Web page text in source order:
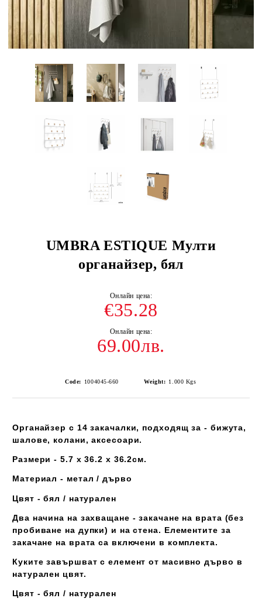
UMBRA ESTIQUE Мулти
органайзер, бял
€35.28
69.00лв.
Code: 1004045-660 Weight: 1.000 Kgs
Органайзер с 14 закачалки, подходящ за - бижута,
шалове, колани, аксесоари.
Размери - 5.7 x 36.2 x 36.2см.
Материал - метал / дърво
Цвят - бял / натурален
Два начина на захващане - закачане на врата (без
пробиване на дупки) и на стена. Елементите за
закачане на врата са включени в комплекта.
Куките завършват с елемент от масивно дърво в
натурален цвят.
Цвят - бял / натурален